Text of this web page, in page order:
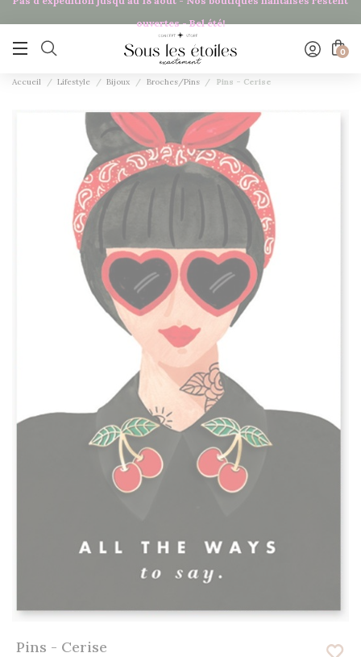
Panneau de gestion des cookies
ouvertes - Bel été!
 0
Accueil Lifestyle Bijoux Broches/Pins Pins - Cerise
Pins - Cerise